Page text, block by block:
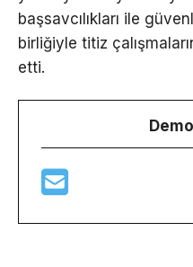
başsavcılıkları ile
birliğiyle titiz
etti.